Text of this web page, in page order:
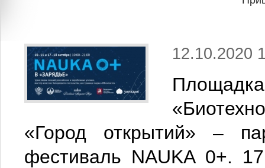
12.10.2020
«Город открытий» –
фестиваль NAUKA 0+.